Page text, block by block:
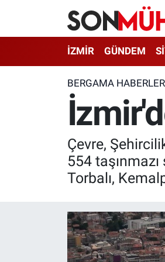
İZMİR GÜNDEM
BERGAMA
Çevre,
554
Torbalı,
İzmir Nöbetçi Eczaneler
İzmir Namaz Vakitleri
Süper Lig Puan Durumu ve
Son Dakika Haberleri
Haber Arşivi